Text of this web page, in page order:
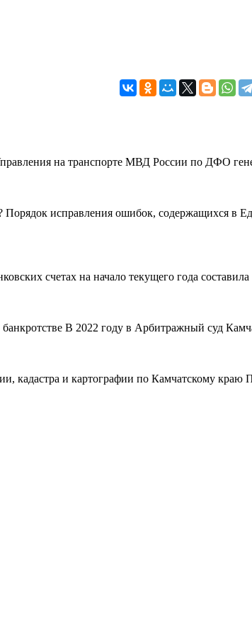
на транспорте МВД России по ДФО
Порядок исправления ошибок, содержащихся в
счетах на начало текущего года
В 2022 году в Арбитражный суд
кадастра и картографии по Камчатскому